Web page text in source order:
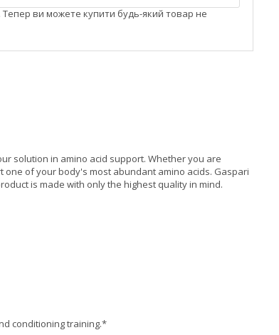
Тепер ви можете купити будь-який товар не
solution in amino acid support. Whether you are
of your body's most abundant amino acids. Gaspari
is made with only the highest quality in mind.
conditioning training.*